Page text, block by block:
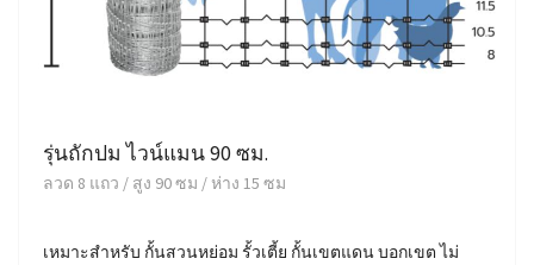
รุ่นถักปม ไวน์แมน 90 ซม.
ลวด 8 แถว / สูง 90 ซม / ห่าง 15 ซม
เหมาะสำหรับ กั้นสวนหย่อม รั้วเตี้ย กั้นเขตแดน บอกเขต ไม่